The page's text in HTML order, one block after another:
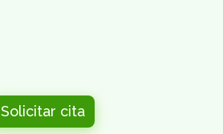
Solicitar cita